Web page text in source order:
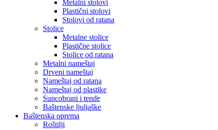
Metalni stolovi
Plastični stolovi
Stolovi od ratana
Stolice
Metalne stolice
Plastične stolice
Stolice od ratana
Metalni nameštaj
Drveni nameštaj
Nameštaj od ratana
Nameštaj od plastike
Suncobrani i tende
Baštenske ljuljaške
Baštenska oprema
Roštilji